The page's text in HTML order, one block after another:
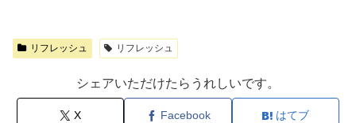
リフレッシュ リフレッシュ
シェアいただけたらうれしいです。
X Facebook はてブ